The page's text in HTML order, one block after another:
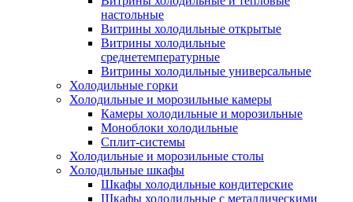
настольные
Витрины холодильные открытые
Витрины холодильные
среднетемпературные
Витрины холодильные универсальные
Холодильные горки
Холодильные и морозильные камеры
Камеры холодильные и морозильные
Моноблоки холодильные
Сплит-системы
Холодильные и морозильные столы
Холодильные шкафы
Шкафы холодильные кондитерские
Шкафы холодильные с металлическими